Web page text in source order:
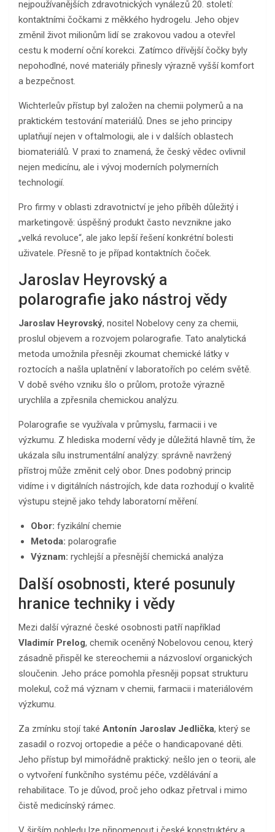
nejpoužívanějších zdravotnických vynálezů 20. století:
kontaktními čočkami z měkkého hydrogelu. Jeho objev
změnil život milionům lidí se zrakovou vadou a otevřel
cestu k moderní oční korekci. Zatímco dřívější čočky byly
nepohodlné, nové materiály přinesly výrazně vyšší komfort
a bezpečnost.
Wichterleův přístup byl založen na chemii polymerů a na
praktickém testování materiálů. Dnes se jeho principy
uplatňují nejen v oftalmologii, ale i v dalších oblastech
biomateriálů. V praxi to znamená, že český vědec ovlivnil
nejen medicínu, ale i vývoj moderních polymerních
technologií.
Pro firmy v oblasti zdravotnictví je jeho příběh důležitý i
marketingově: úspěšný produkt často nevznikne jako
„velká revoluce“, ale jako lepší řešení konkrétní bolesti
uživatele. Přesně to je případ kontaktních čoček.
Jaroslav Heyrovský a
polarografie jako nástroj vědy
Jaroslav Heyrovský, nositel Nobelovy ceny za chemii,
proslul objevem a rozvojem polarografie. Tato analytická
metoda umožnila přesněji zkoumat chemické látky v
roztocích a našla uplatnění v laboratořích po celém světě.
V době svého vzniku šlo o průlom, protože výrazně
urychlila a zpřesnila chemickou analýzu.
Polarografie se využívala v průmyslu, farmacii i ve
výzkumu. Z hlediska moderní vědy je důležitá hlavně tím, že
ukázala sílu instrumentální analýzy: správně navržený
přístroj může změnit celý obor. Dnes podobný princip
vidíme i v digitálních nástrojích, kde data rozhodují o kvalitě
výstupu stejně jako tehdy laboratorní měření.
Obor: fyzikální chemie
Metoda: polarografie
Význam: rychlejší a přesnější chemická analýza
Další osobnosti, které posunuly
hranice techniky i vědy
Mezi další výrazné české osobnosti patří například
Vladimír Prelog, chemik oceněný Nobelovou cenou, který
zásadně přispěl ke stereochemii a názvosloví organických
sloučenin. Jeho práce pomohla přesněji popsat strukturu
molekul, což má význam v chemii, farmacii i materiálovém
výzkumu.
Za zmínku stojí také Antonín Jaroslav Jedlička, který se
zasadil o rozvoj ortopedie a péče o handicapované děti.
Jeho přístup byl mimořádně praktický: nešlo jen o teorii, ale
o vytvoření funkčního systému péče, vzdělávání a
rehabilitace. To je důvod, proč jeho odkaz přetrval i mimo
čistě medicínský rámec.